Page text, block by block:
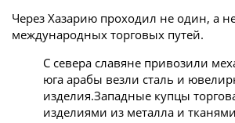
Через Хазарию проходил не один, а
международных торговых путей.
С севера славяне привозили
юга арабы везли сталь и
изделия.Западные купцы
изделиями из металла и